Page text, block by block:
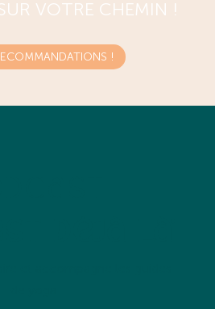
VOTRE CHEMIN !
!